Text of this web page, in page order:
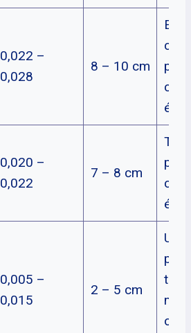
0,022 –
0,028
8 – 10 cm
0,020 –
0,022
7 – 8 cm
Très
0,005 –
0,015
2 – 5 cm
très